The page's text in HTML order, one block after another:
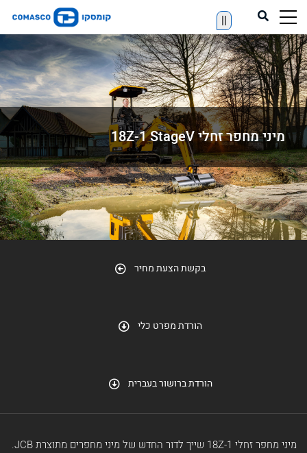
||
מיני מחפר זחלי 18Z-1 StageV
בקשת הצעת מחיר
הורדת מפרט כלי
הורדת ברושור בעברית
מיני מחפר זחלי 18Z-1 שייך לדור החדש של מיני מחפרים מתוצרת JCB.